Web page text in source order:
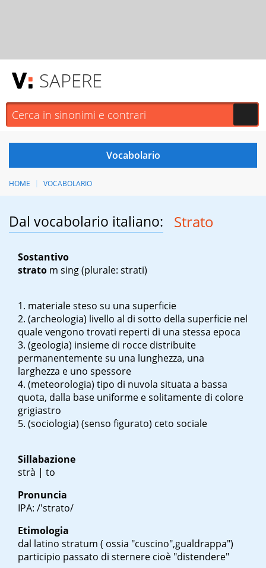
SAPERE
HOME VOCABOLARIO
Dal vocabolario italiano: Strato
Sostantivo
strato m sing(plurale: strati)
materiale steso su una superficie
(archeologia) livello al di sotto della superficie nel
quale vengono trovati reperti di una stessa epoca
(geologia) insieme di rocce distribuite
permanentemente su una lunghezza, una
larghezza e uno spessore
(meteorologia) tipo di nuvola situata a bassa
quota, dalla base uniforme e solitamente di colore
grigiastro
(sociologia) (senso figurato) ceto sociale
Sillabazione
strà | to
Pronuncia
IPA: /'strato/
Etimologia
dal latino stratum ( ossia "cuscino",gualdrappa")
participio passato di sternere cioè "distendere"